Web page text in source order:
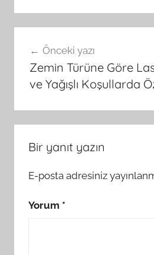
gezinmesi
Önceki yazı
Zemin Türüne Göre
ve Yağışlı Koşullarda
Bir yanıt yazın
E-posta adresiniz
Yorum *